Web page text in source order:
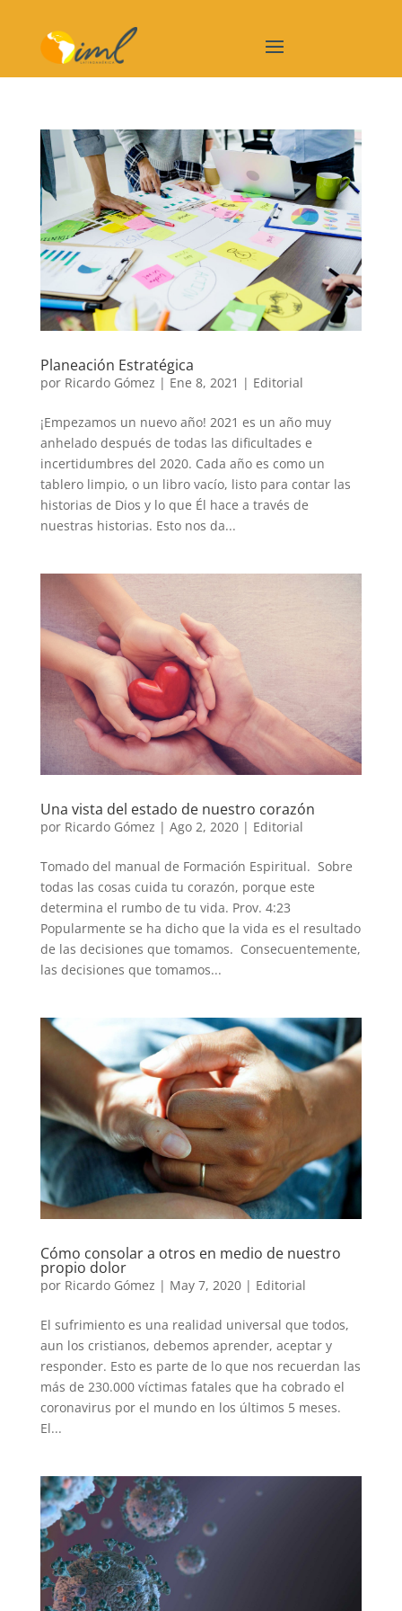
Planeación Estratégica
por Ricardo Gómez | Ene 8, 2021 | Editorial
¡Empezamos un nuevo año! 2021 es un año muy
anhelado después de todas las dificultades e
incertidumbres del 2020. Cada año es como un
tablero limpio, o un libro vacío, listo para contar las
historias de Dios y lo que Él hace a través de
nuestras historias. Esto nos da...
Una vista del estado de nuestro corazón
por Ricardo Gómez | Ago 2, 2020| Editorial
Tomado del manual de Formación Espiritual. Sobre
todas las cosas cuida tu corazón, porque este
determina el rumbo de tu vida. Prov. 4:23
Popularmente se ha dicho que la vida es el resultado
de las decisiones que tomamos. Consecuentemente,
las decisiones que tomamos...
Cómo consolar a otros en medio de nuestro
propio dolor
por Ricardo Gómez | May 7, 2020| Editorial
El sufrimiento es una realidad universal que todos,
aun los cristianos, debemos aprender, aceptar y
responder. Esto es parte de lo que nos recuerdan las
más de 230.000 víctimas fatales que ha cobrado el
coronavirus por el mundo en los últimos 5 meses.
El...